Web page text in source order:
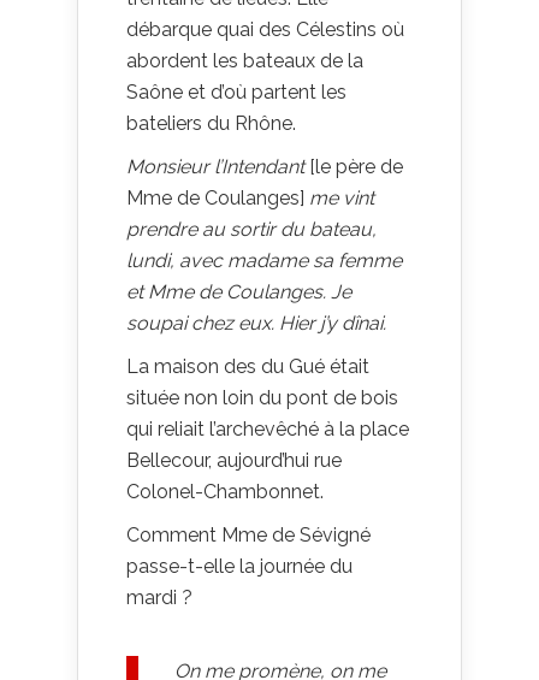
débarque quai des Célestins où
abordent les bateaux de la
Saône et d’où partent les
bateliers du Rhône.
Monsieur l’Intendant [le père de
Mme de Coulanges] me vint
prendre au sortir du bateau,
lundi, avec madame sa femme
et Mme de Coulanges. Je
soupai chez eux. Hier j’y dînai.
La maison des du Gué était
située non loin du pont de bois
qui reliait l’archevêché à la place
Bellecour, aujourd’hui rue
Colonel-Chambonnet.
Comment Mme de Sévigné
passe-t-elle la journée du
mardi ?
On me promène, on me